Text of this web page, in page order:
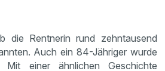
die Rentnerin rund zehntausend
Auch ein 84-Jähriger wurde
Mit einer ähnlichen Geschichte